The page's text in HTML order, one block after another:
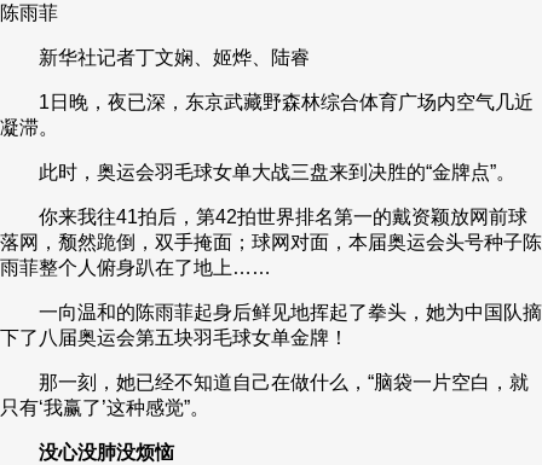
财经 教育 乡村振兴 生态环境
大国智造 大国展会 大国保险 云顶对话 云起
CCTV.节目官网 直播 节目单 栏目 片库 热播榜
陈雨菲
新华社记者丁文娴、姬烨、陆睿
1日晚，夜已深，东京武藏野森林综合体育广场内空气几近
凝滞。
此时，奥运会羽毛球女单大战三盘来到决胜的“金牌点”。
你来我往41拍后，第42拍世界排名第一的戴资颖放网前球
落网，颓然跪倒，双手掩面；球网对面，本届奥运会头号种子陈
雨菲整个人俯身趴在了地上……
一向温和的陈雨菲起身后鲜见地挥起了拳头，她为中国队摘
下了八届奥运会第五块羽毛球女单金牌！
那一刻，她已经不知道自己在做什么，“脑袋一片空白，就
只有‘我赢了’这种感觉”。
没心没肺没烦恼